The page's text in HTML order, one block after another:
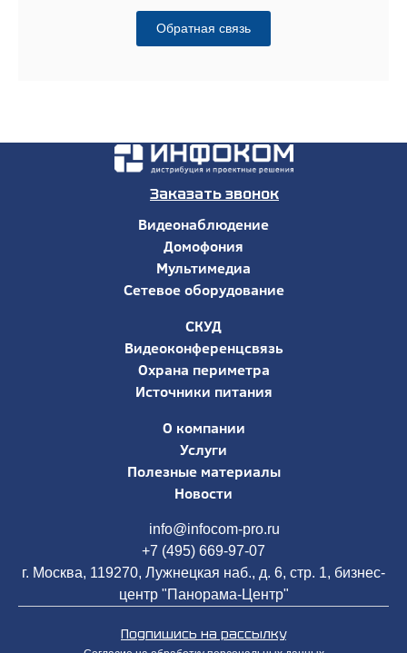
Обратная связь
Заказать звонок
Видеонаблюдение
Домофония
Мультимедиа
Сетевое оборудование
СКУД
Видеоконференцсвязь
Охрана периметра
Источники питания
О компании
Услуги
Полезные материалы
Новости
info@infocom-pro.ru
+7 (495) 669-97-07
г. Москва, 119270, Лужнецкая наб., д. 6, стр. 1, бизнес-
центр "Панорама-Центр"
Подпишись на рассылку